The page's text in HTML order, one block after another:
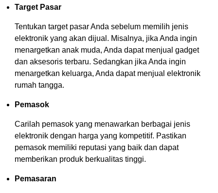
Target Pasar
Tentukan target pasar Anda sebelum memilih jenis
elektronik yang akan dijual. Misalnya, jika Anda ingin
menargetkan anak muda, Anda dapat menjual gadget
dan aksesoris terbaru. Sedangkan jika Anda ingin
menargetkan keluarga, Anda dapat menjual elektronik
rumah tangga.
Pemasok
Carilah pemasok yang menawarkan berbagai jenis
elektronik dengan harga yang kompetitif. Pastikan
pemasok memiliki reputasi yang baik dan dapat
memberikan produk berkualitas tinggi.
Pemasaran